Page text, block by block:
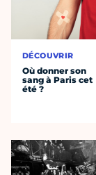
DÉCOUVRIR
Où donner son
sang à Paris cet
été ?